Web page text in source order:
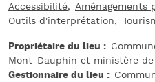
Accessibilité
Aménagements
Outils d'interprétation
Propriétaire du lieu
Mont-Dauphin et ministère
Gestionnaire du lieu